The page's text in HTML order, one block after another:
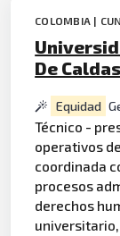
COLOMBIA |
De Caldas
Equidad
Técnico -
operativos
coordinada
procesos
derechos